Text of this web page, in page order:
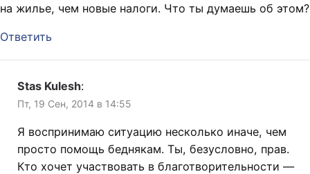
на жилье, чем новые налоги. Что ты думаешь об этом?
Ответить
Stas Kulesh:
Пт, 19 Сен, 2014 в 14:55
Я воспринимаю ситуацию несколько иначе, чем
просто помощь беднякам. Ты, безусловно, прав.
Кто хочет участвовать в благотворительности —